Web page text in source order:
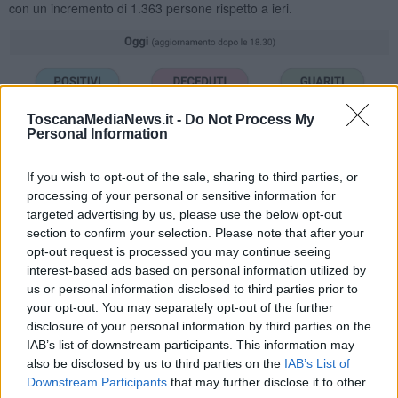
ToscanaMediaNews.it - Do Not Process My
Personal Information
If you wish to opt-out of the sale, sharing to third parties, or
processing of your personal or sensitive information for
targeted advertising by us, please use the below opt-out
section to confirm your selection. Please note that after your
opt-out request is processed you may continue seeing
interest-based ads based on personal information utilized by
us or personal information disclosed to third parties prior to
your opt-out. You may separately opt-out of the further
disclosure of your personal information by third parties on the
IAB’s list of downstream participants. This information may
also be disclosed by us to third parties on the IAB’s List of
Downstream Participants that may further disclose it to other
con un incremento di 1.363 persone rispetto a ieri.
I numeri piccoli con la freccina si riferiscono agli incrementi di oggi
Questa la situazione degli attualmente positivi regione per regione.
- Lombardia 14.045 (in calo)
- Piemonte 2.178 (in calo)
- Emilia-Romagna 1.219 (in calo)
- Veneto 582 (in calo)